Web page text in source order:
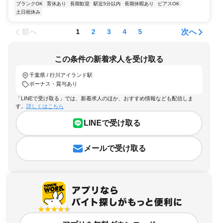
ブランクOK
育休あり 長期歓迎 駅近5分以内 長期休暇あり
ピアスOK
土日祝休み
前へ 1 2 3 4 5 次へ
この条件の新着求人を受け取る
千葉県 / 行川アイランド駅
ボーナス・賞与あり
「LINEで受け取る」では、新着求人のほか、おすすめ情報なども配信しま
す。 詳しくはこちら
LINEで受け取る
メールで受け取る